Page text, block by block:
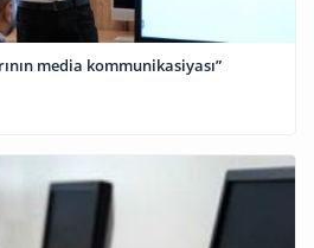
media kommunikasiyası”